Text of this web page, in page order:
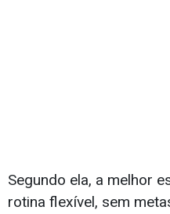
Segundo ela, a melhor
rotina flexível, sem